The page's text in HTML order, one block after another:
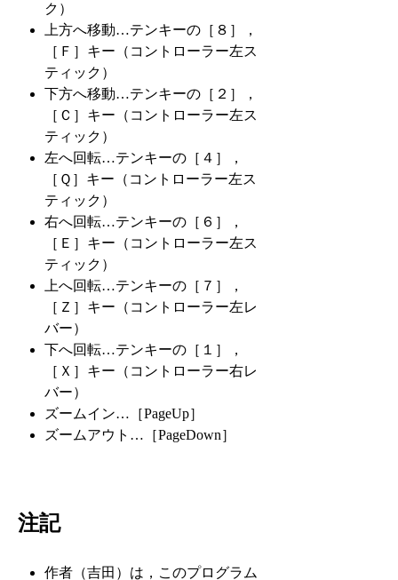
ク）
上方へ移動…テンキーの［８］，
［Ｆ］キー（コントローラー左ス
ティック）
下方へ移動…テンキーの［２］，
［Ｃ］キー（コントローラー左ス
ティック）
左へ回転…テンキーの［４］，
［Ｑ］キー（コントローラー左ス
ティック）
右へ回転…テンキーの［６］，
［Ｅ］キー（コントローラー左ス
ティック）
上へ回転…テンキーの［７］，
［Ｚ］キー（コントローラー左レ
バー）
下へ回転…テンキーの［１］，
［Ｘ］キー（コントローラー右レ
バー）
ズームイン…［PageUp］
ズームアウト…［PageDown］
注記
作者（吉田）は，このプログラム